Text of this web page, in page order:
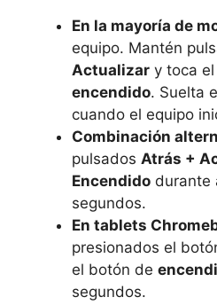
En la mayoría de
equipo. Mantén
Actualizar y toca
encendido. Suelta
cuando el equipo
Combinación
pulsados Atrás +
Encendido durante
segundos.
En tablets
presionados el
el botón de
segundos.